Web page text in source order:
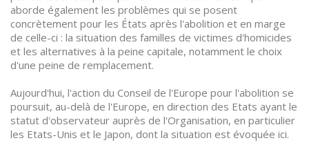
aborde également les problèmes qui se posent
concrètement pour les États après l'abolition et en marge
de celle-ci : la situation des familles de victimes d'homicides
et les alternatives à la peine capitale, notamment le choix
d'une peine de remplacement.
Aujourd'hui, l'action du Conseil de l'Europe pour l'abolition se
poursuit, au-delà de l'Europe, en direction des Etats ayant le
statut d'observateur auprès de l'Organisation, en particulier
les Etats-Unis et le Japon, dont la situation est évoquée ici.